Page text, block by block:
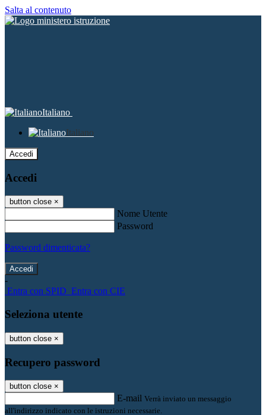
Salta al contenuto
Italiano
Italiano
Accedi
Accedi
button close ×
Nome Utente
Password
Password dimenticata?
-
Entra con SPID Entra con CIE
Seleziona utente
button close ×
Recupero password
button close ×
E-mail Verrà inviato un messaggio
all'indirizzo indicato con le istruzioni necessarie.